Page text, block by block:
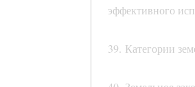
эффективного
39. Категории